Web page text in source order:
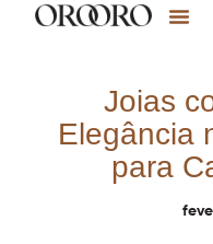
Joias
Elegância
para